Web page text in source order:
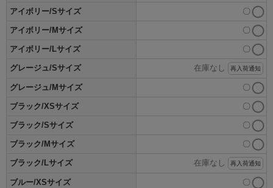
アイボリー/Sサイズ 〇
アイボリー/Mサイズ 〇
アイボリー/Lサイズ 〇
グレージュ/Sサイズ 在庫なし 再入荷通知
グレージュ/Mサイズ 〇
ブラック/XSサイズ 〇
ブラック/Sサイズ 〇
ブラック/Mサイズ 〇
ブラック/Lサイズ 在庫なし 再入荷通知
ブルー/XSサイズ 〇